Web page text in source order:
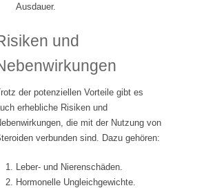
Ausdauer.
und
der potenziellen Vorteile gibt es
erhebliche Risiken und
die mit der Nutzung von
verbunden sind. Dazu gehören:
Leber- und Nierenschäden.
Hormonelle Ungleichgewichte.